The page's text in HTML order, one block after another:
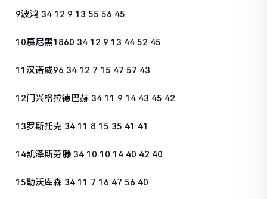
9波鸿 34 12 9 13 55 56 45
10慕尼黑1860 34 12 9 13 44 52 45
11汉诺威96 34 12 7 15 47 57 43
12门兴格拉德巴赫 34 11 9 14 43 45 42
13罗斯托克 34 11 8 15 35 41 41
14凯泽斯劳滕 34 10 10 14 40 42 40
15勒沃库森 34 11 7 16 47 56 40